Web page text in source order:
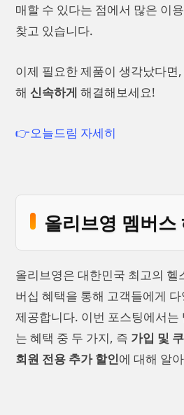
매할 수 있다는 점에서 많은 이
찾고 있습니다.
이제 필요한 제품이 생각났다면
해 신속하게 해결해보세요!
👉오늘드림 자세히
올리브영 멤버스
올리브영은 대한민국 최고의 헬
버십 혜택을 통해 고객들에게
제공합니다. 이번 포스팅에서는
는 혜택 중 두 가지, 즉 가입 및
회원 전용 추가 할인에 대해 알